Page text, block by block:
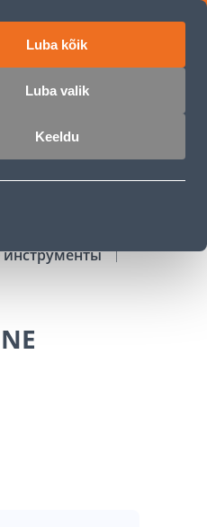
Luba kõik
Luba valik
Keeldu
инструменты